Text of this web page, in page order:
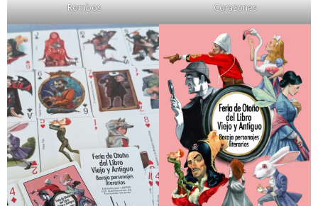
Rombos Corazones